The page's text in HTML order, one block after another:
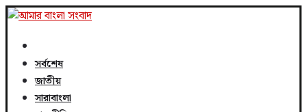
সর্বশেষ
জাতীয়
সারাবাংলা